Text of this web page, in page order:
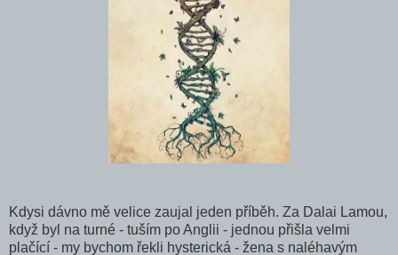
Kdysi dávno mě velice zaujal jeden příběh. Za Dalai Lamou,
když byl na turné - tuším po Anglii - jednou přišla velmi
plačící - my bychom řekli hysterická - žena s naléhavým